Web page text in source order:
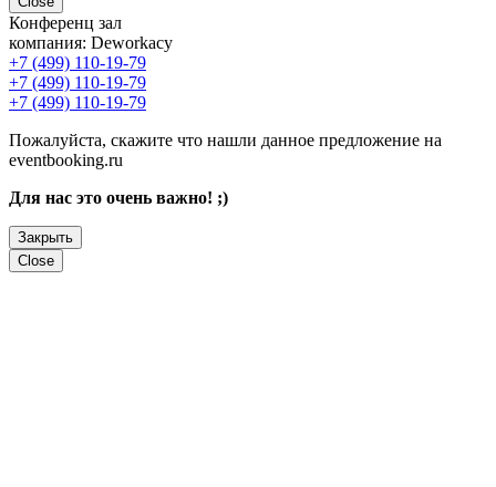
Конференц зал
компания: Deworkacy
+7 (499) 110-19-79
+7 (499) 110-19-79
+7 (499) 110-19-79
Пожалуйста, скажите что нашли данное предложение на
eventbooking.ru
Для нас это очень важно! ;)
Закрыть
Close